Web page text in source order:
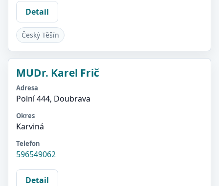
Detail
Český Těšín
MUDr. Karel Frič
Adresa
Polní 444, Doubrava
Okres
Karviná
Telefon
596549062
Detail